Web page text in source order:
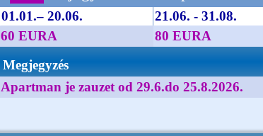
01.01.– 20.06. 21.06. - 31.08.
60 EURA
80 EURA
Megjegyzés
Apartman je zauzet od 29.6.do 25.8.2026.